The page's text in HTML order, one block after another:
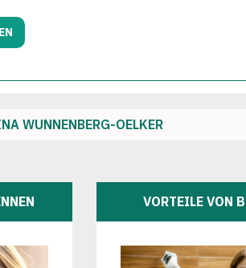
WUNNENBERG-OELKER
VORTEILE VON